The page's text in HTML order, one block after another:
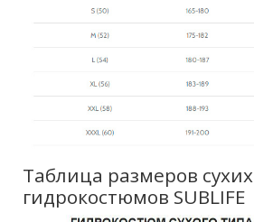
Таблица размеров сухих
гидрокостюмов SUBLIFE